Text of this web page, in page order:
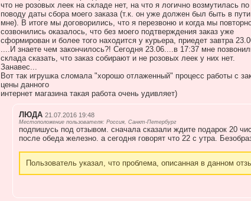
что не розовых леек на складе нет, на что я логично возмутилась по
поводу даты сбора моего заказа (т.к. он уже должен был быть в
мне). В итоге мы договорились, что я перезвоню и когда мы
созвонились оказалось, что без моего подтверждения заказ уже
сформирован и более того находится у курьера, приедет завтра
....И знаете чем закончилось?! Сегодня 23.06....в 17:37 мне
склада сказать, что заказ собирают и не розовых леек у них нет.
Занавес...
Вот так игрушка сломала "хорошо отлаженный" процесс работы с
цены данного
интернет магазина такая работа очень удивляет)
ЛЮДА 21.07.2016 19:48
Местоположение пользователя: Россия, Санкт-Петербург
подпишусь под отзывом. сначала сказали ждите подарок 20
после обеда железно. а сегодня говорят что 22 с утра.
Пользователь указал, что проблема, описанная в данном